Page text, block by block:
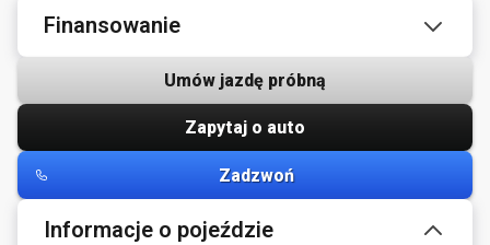
Finansowanie
Umów jazdę próbną
Zapytaj o auto
Zadzwoń
Informacje o pojeździe